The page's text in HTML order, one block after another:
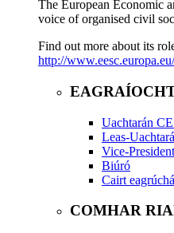
The European Economic
voice of organised civil
Find out more about its
http://
Uachtarán
Leas-
Vice-
Biúró
Cairt
COMHAR